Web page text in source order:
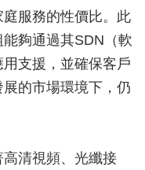
服務的性價比。此
夠通過其SDN（軟
支援，並確保客戶
的市場環境下，仍
高清視頻、光纖接